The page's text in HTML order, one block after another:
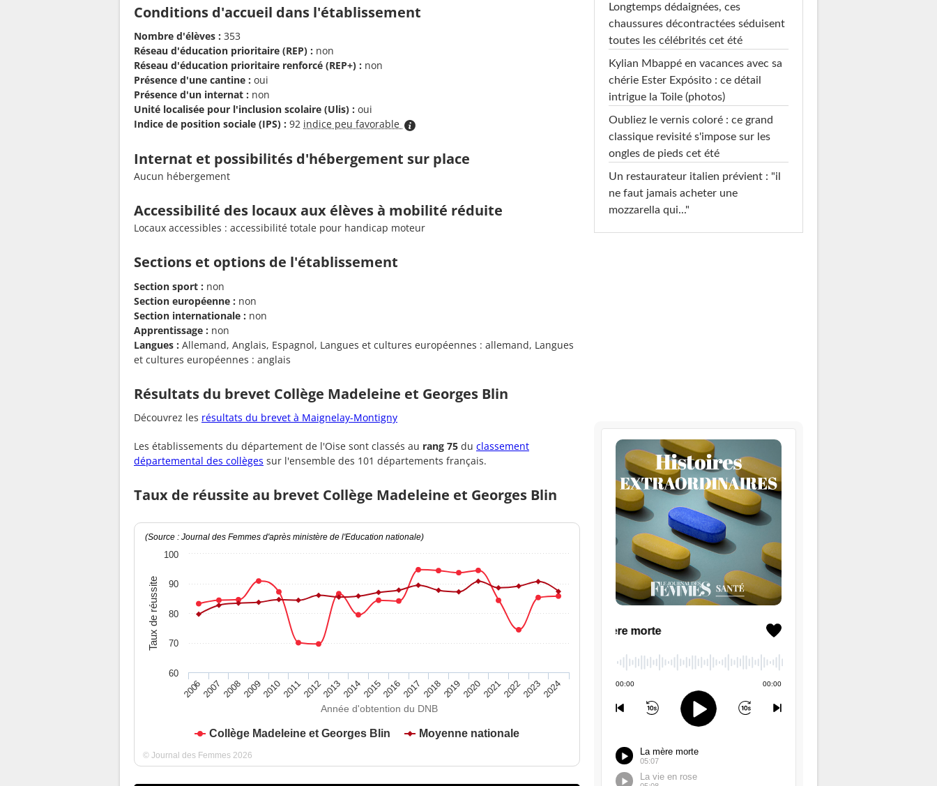
Conditions d'accueil dans l'établissement
Nombre d'élèves : 353
Réseau d'éducation prioritaire (REP) : non
Réseau d'éducation prioritaire renforcé (REP+) : non
Présence d'une cantine : oui
Présence d'un internat : non
Unité localisée pour l'inclusion scolaire (Ulis) : oui
Indice de position sociale (IPS) : 92 indice peu favorable
Internat et possibilités d'hébergement sur place
Aucun hébergement
Accessibilité des locaux aux élèves à mobilité réduite
Locaux accessibles : accessibilité totale pour handicap moteur
Sections et options de l'établissement
Section sport : non
Section européenne : non
Section internationale : non
Apprentissage : non
Langues : Allemand, Anglais, Espagnol, Langues et cultures européennes : allemand, Langues
et cultures européennes : anglais
Résultats du brevet Collège Madeleine et Georges Blin
Découvrez les résultats du brevet à Maignelay-Montigny
Les établissements du département de l'Oise sont classés au rang 75 du classement
départemental des collèges sur l'ensemble des 101 départements français.
Taux de réussite au brevet Collège Madeleine et Georges Blin
Année d'obtention du DNB
Taux de réussite
(Source : Journal des Femmes d'après ministère de l'Education nationale)
Collège Madeleine et Georges Blin Moyenne nationale
2006200720082009201020112012201320142015201620172018201920202021202220232024
60
70
80
90
100
© Journal des Femmes 2026
Longtemps dédaignées, ces
chaussures décontractées séduisent
toutes les célébrités cet été
Kylian Mbappé en vacances avec sa
chérie Ester Expósito : ce détail
intrigue la Toile (photos)
Oubliez le vernis coloré : ce grand
classique revisité s'impose sur les
ongles de pieds cet été
Un restaurateur italien prévient : "il
ne faut jamais acheter une
mozzarella qui..."